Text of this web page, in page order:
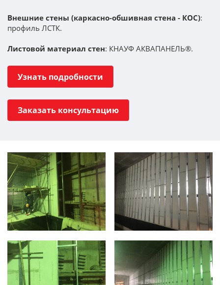
Внешние стены (каркасно-обшивная стена - КОС):
профиль ЛСТК.
Листовой материал стен: КНАУФ АКВАПАНЕЛЬ®.
Узнать подробности
Заказать консультацию